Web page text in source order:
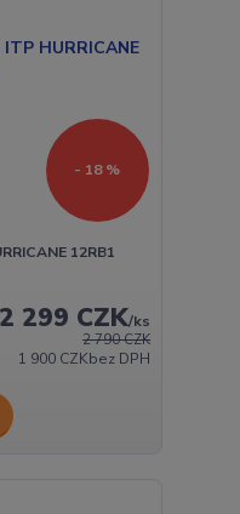
- 18 %
12RB1
2 790 CZK
2 299 CZK/ks
1 900 CZKbez DPH